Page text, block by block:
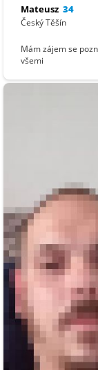
Mateusz 34
Český Těšín
Mám zájem se
všemi